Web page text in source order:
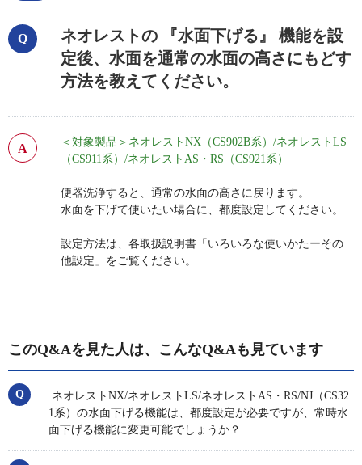
ネオレストの 『水面下げる』 機能を設
定後、水面を通常の水面の高さにもどす
方法を教えてください。
＜対象製品＞ネオレストNX（CS902B系）/ネオレストLS
（CS911系）/ネオレストAS・RS（CS921系）
便器洗浄すると、通常の水面の高さに戻ります。
水面を下げて使いたい場合に、都度設定してください。
設定方法は、各取扱説明書「いろいろな使いかたーその
他設定」をご覧ください。
このQ&Aを見た人は、こんなQ&Aも見ています
ネオレストNX/ネオレストLS/ネオレストAS・RS/NJ（CS32
1系）の水面下げる機能は、都度設定が必要ですが、常時水
面下げる機能に変更可能でしょうか？